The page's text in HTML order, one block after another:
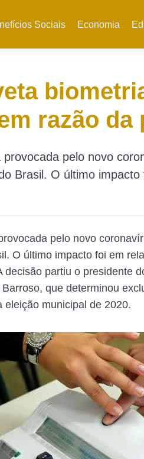
Sociais Economia
razão da
provocada pelo novo
Brasil. O último
pelo novo
O último impacto foi em
decisão partiu o presidente
que determinou
eleição municipal de 2020.